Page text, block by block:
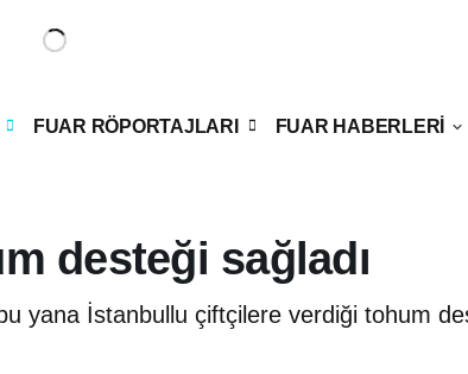
FUAR RÖPORTAJLARI FUAR HABERLERİ
desteği sağladı
yana İstanbullu çiftçilere verdiği tohum